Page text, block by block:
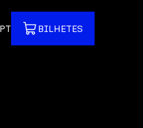
PT BILHETES